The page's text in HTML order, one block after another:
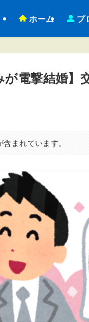
ホーム プ
が電撃結婚
まれています。